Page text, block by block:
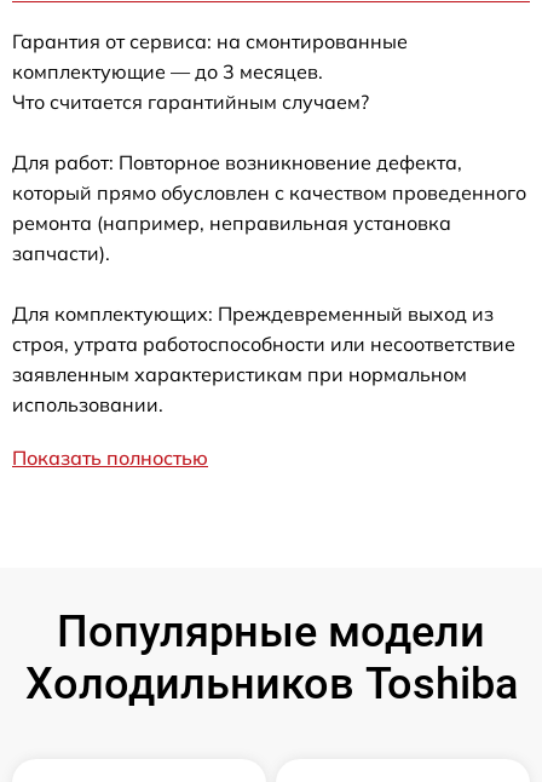
Гарантия от сервиса: на смонтированные
комплектующие — до 3 месяцев.
Что считается гарантийным случаем?
Для работ: Повторное возникновение дефекта,
который прямо обусловлен с качеством проведенного
ремонта (например, неправильная установка
запчасти).
Для комплектующих: Преждевременный выход из
строя, утрата работоспособности или несоответствие
заявленным характеристикам при нормальном
использовании.
Показать полностью
Популярные модели
Холодильников Toshiba